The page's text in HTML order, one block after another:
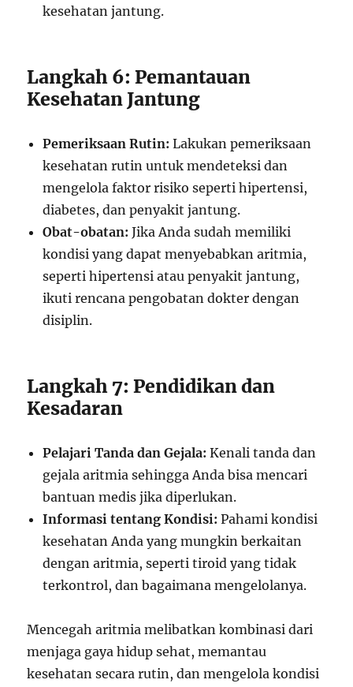
kesehatan jantung.
Langkah 6: Pemantauan
Kesehatan Jantung
Pemeriksaan Rutin: Lakukan pemeriksaan
kesehatan rutin untuk mendeteksi dan
mengelola faktor risiko seperti hipertensi,
diabetes, dan penyakit jantung.
Obat-obatan: Jika Anda sudah memiliki
kondisi yang dapat menyebabkan aritmia,
seperti hipertensi atau penyakit jantung,
ikuti rencana pengobatan dokter dengan
disiplin.
Langkah 7: Pendidikan dan
Kesadaran
Pelajari Tanda dan Gejala: Kenali tanda dan
gejala aritmia sehingga Anda bisa mencari
bantuan medis jika diperlukan.
Informasi tentang Kondisi: Pahami kondisi
kesehatan Anda yang mungkin berkaitan
dengan aritmia, seperti tiroid yang tidak
terkontrol, dan bagaimana mengelolanya.
Mencegah aritmia melibatkan kombinasi dari
menjaga gaya hidup sehat, memantau
kesehatan secara rutin, dan mengelola kondisi